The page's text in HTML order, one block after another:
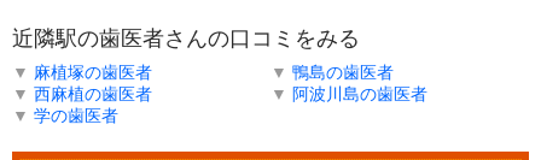
近隣駅の歯医者さんの口コミをみる
▼ 麻植塚の歯医者 ▼ 鴨島の歯医者
▼ 西麻植の歯医者 ▼ 阿波川島の歯医者
▼ 学の歯医者